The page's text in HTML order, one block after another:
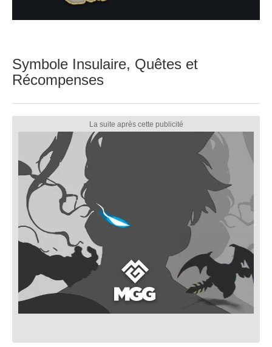
Symbole Insulaire, Quêtes et
Récompenses